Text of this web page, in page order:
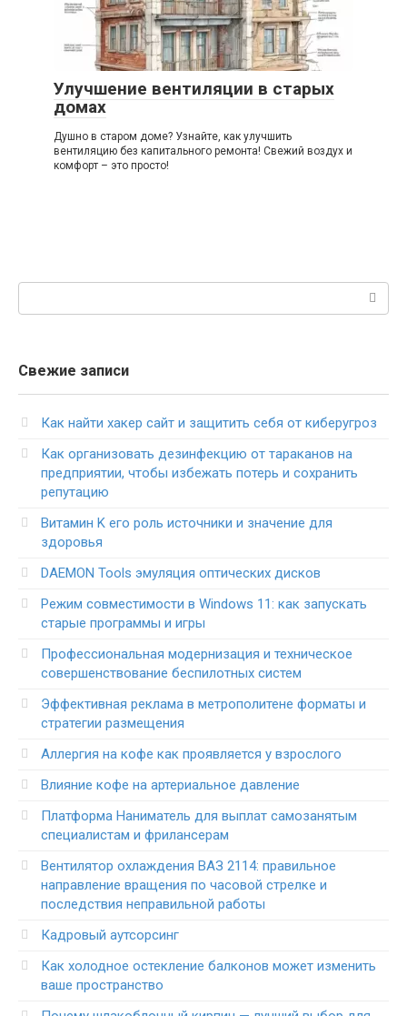
Улучшение вентиляции в старых
домах
Душно в старом доме? Узнайте, как улучшить
вентиляцию без капитального ремонта! Свежий воздух и
комфорт – это просто!
Свежие записи
Как найти хакер сайт и защитить себя от киберугроз
Как организовать дезинфекцию от тараканов на
предприятии, чтобы избежать потерь и сохранить
репутацию
Витамин K его роль источники и значение для
здоровья
DAEMON Tools эмуляция оптических дисков
Режим совместимости в Windows 11: как запускать
старые программы и игры
Профессиональная модернизация и техническое
совершенствование беспилотных систем
Эффективная реклама в метрополитене форматы и
стратегии размещения
Аллергия на кофе как проявляется у взрослого
Влияние кофе на артериальное давление
Платформа Наниматель для выплат самозанятым
специалистам и фрилансерам
Вентилятор охлаждения ВАЗ 2114: правильное
направление вращения по часовой стрелке и
последствия неправильной работы
Кадровый аутсорсинг
Как холодное остекление балконов может изменить
ваше пространство